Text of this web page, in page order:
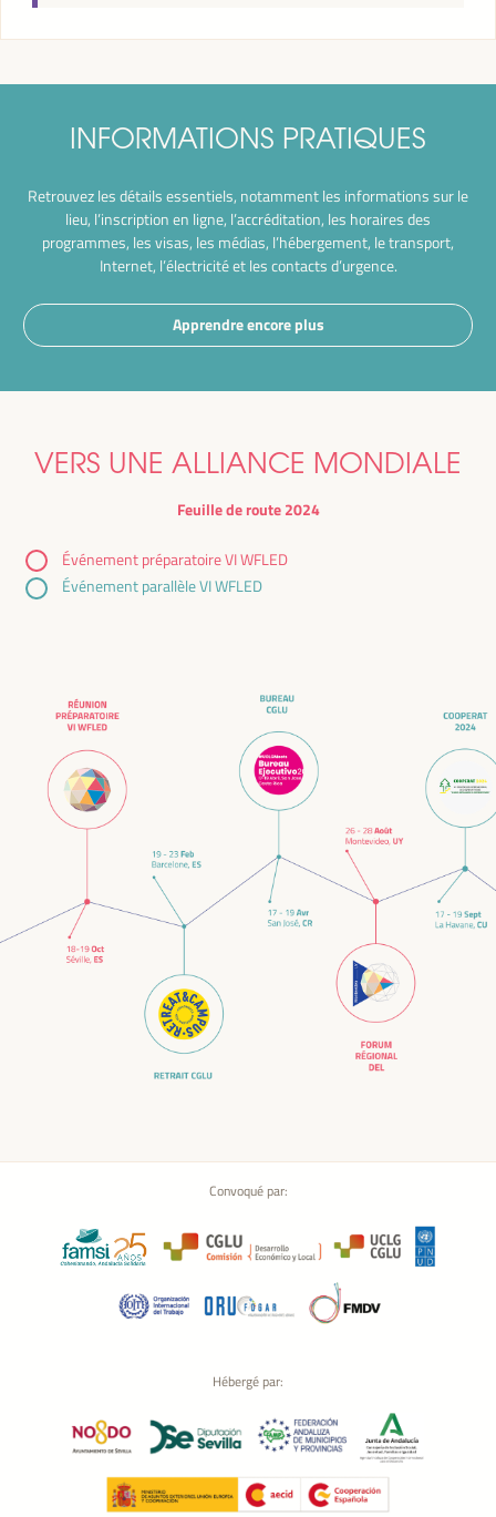
INFORMATIONS PRATIQUES
Retrouvez les détails essentiels, notamment les informations sur le
lieu, l’inscription en ligne, l’accréditation, les horaires des
programmes, les visas, les médias, l’hébergement, le transport,
Internet, l’électricité et les contacts d’urgence.
Apprendre encore plus
VERS UNE ALLIANCE MONDIALE
Feuille de route 2024
Événement préparatoire VI WFLED
Événement parallèle VI WFLED
Convoqué par:
Hébergé par: